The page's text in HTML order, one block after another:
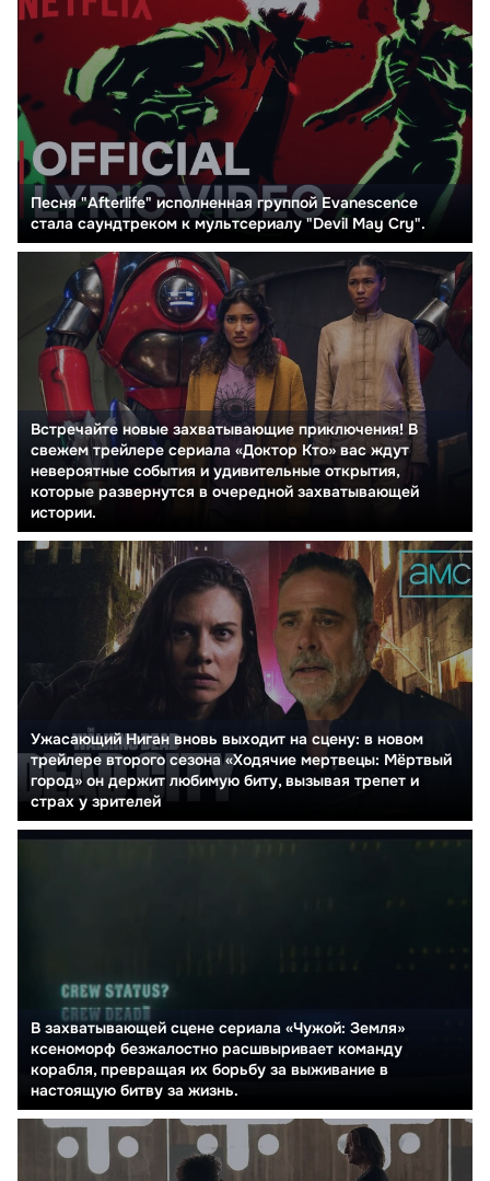
Песня "Afterlife" исполненная группой Evanescence
стала саундтреком к мультсериалу "Devil May Cry".
Встречайте новые захватывающие приключения! В
свежем трейлере сериала «Доктор Кто» вас ждут
невероятные события и удивительные открытия,
которые развернутся в очередной захватывающей
истории.
Ужасающий Ниган вновь выходит на сцену: в новом
трейлере второго сезона «Ходячие мертвецы: Мёртвый
город» он держит любимую биту, вызывая трепет и
страх у зрителей
В захватывающей сцене сериала «Чужой: Земля»
ксеноморф безжалостно расшвыривает команду
корабля, превращая их борьбу за выживание в
настоящую битву за жизнь.